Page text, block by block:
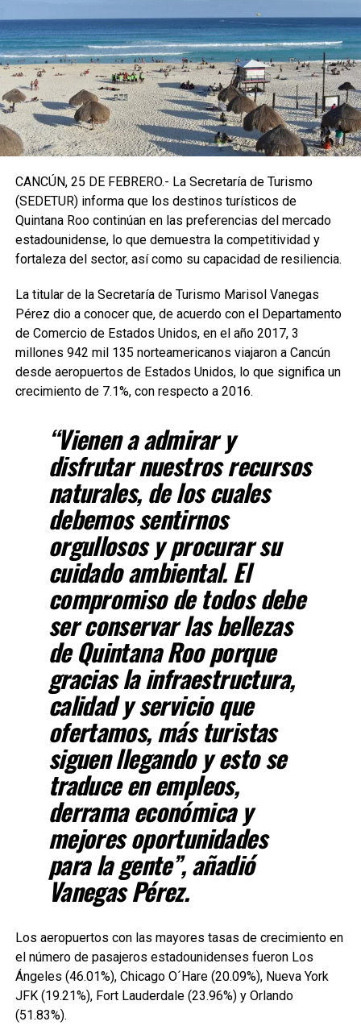
CANCÚN, 25 DE FEBRERO.- La Secretaría de Turismo
(SEDETUR) informa que los destinos turísticos de
Quintana Roo continúan en las preferencias del mercado
estadounidense, lo que demuestra la competitividad y
fortaleza del sector, así como su capacidad de resiliencia.
La titular de la Secretaría de Turismo Marisol Vanegas
Pérez dio a conocer que, de acuerdo con el Departamento
de Comercio de Estados Unidos, en el año 2017, 3
millones 942 mil 135 norteamericanos viajaron a Cancún
desde aeropuertos de Estados Unidos, lo que significa un
crecimiento de 7.1%, con respecto a 2016.
“Vienen a admirar y
disfrutar nuestros recursos
naturales, de los cuales
debemos sentirnos
orgullosos y procurar su
cuidado ambiental. El
compromiso de todos debe
ser conservar las bellezas
de Quintana Roo porque
gracias la infraestructura,
calidad y servicio que
ofertamos, más turistas
siguen llegando y esto se
traduce en empleos,
derrama económica y
mejores oportunidades
para la gente”, añadió
Vanegas Pérez.
Los aeropuertos con las mayores tasas de crecimiento en
el número de pasajeros estadounidenses fueron Los
Ángeles (46.01%), Chicago O´Hare (20.09%), Nueva York
JFK (19.21%), Fort Lauderdale (23.96%) y Orlando
(51.83%).